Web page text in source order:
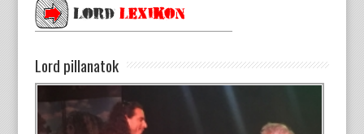
Lord pillanatok